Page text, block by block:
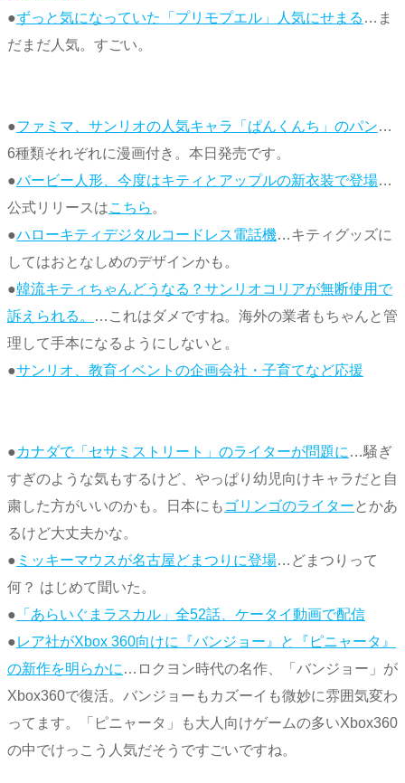
●ずっと気になっていた「プリモプエル」人気にせまる …ま
だまだ人気。すごい。
●ファミマ、サンリオの人気キャラ「ぱんくんち」のパン…
6種類それぞれに漫画付き。本日発売です。
●バービー人形、今度はキティとアップルの新衣装で登場…
公式リリースはこちら 。
●ハローキティデジタルコードレス電話機…キティグッズに
してはおとなしめのデザインかも。
●韓流キティちゃんどうなる？サンリオコリアが無断使用で
訴えられる。
…これはダメですね。海外の業者もちゃんと管
理して手本になるようにしないと。
●サンリオ、教育イベントの企画会社・子育てなど応援
●カナダで「セサミストリート」のライターが問題に …騒ぎ
すぎのような気もするけど、やっぱり幼児向けキャラだと自
粛した方がいいのかも。日本にも ゴリンゴのライター とかあ
るけど大丈夫かな。
● ミッキーマウスが名古屋どまつりに登場…どまつりって
何？ はじめて聞いた。
● 「あらいぐまラスカル」全52話、ケータイ動画で配信
●レア社がXbox 360向けに『バンジョー』と『ピニャータ』
の新作を明らかに …ロクヨン時代の名作、「バンジョー」が
Xbox360で復活。バンジョーもカズーイも微妙に雰囲気変わ
ってます。「ピニャータ」も大人向けゲームの多いXbox360
の中でけっこう人気だそうですごいですね。